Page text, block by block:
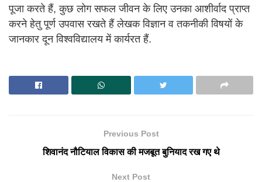
पूजा करते हैं, कुछ लोग सफल जीवन के लिए उनका आशीर्वाद प्राप्त
करने हेतु पूर्ण उपवास रखते हैं लेखक विज्ञान व तकनीकी विषयों के
जानकार दून विश्वविद्यालय में कार्यरत हैं.
Previous Post
शिवानंद नौटियाल विकास की मजबूत बुनियाद रख गए थे
Next Post